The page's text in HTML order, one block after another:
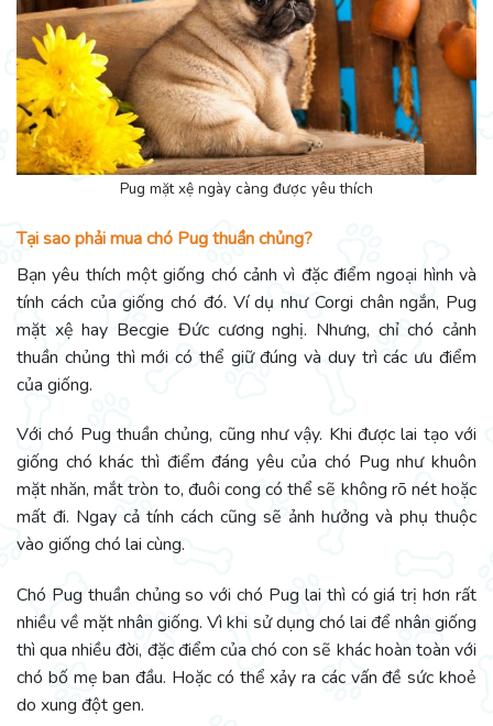
Pug mặt xệ ngày càng được yêu thích
Tại sao phải mua chó Pug thuần chủng?
Bạn yêu thích một giống chó cảnh vì đặc điểm ngoại hình và
tính cách của giống chó đó. Ví dụ như Corgi chân ngắn, Pug
mặt xệ hay Becgie Đức cương nghị. Nhưng, chỉ chó cảnh
thuần chủng thì mới có thể giữ đúng và duy trì các ưu điểm
của giống.
Với chó Pug thuần chủng, cũng như vậy. Khi được lai tạo với
giống chó khác thì điểm đáng yêu của chó Pug như khuôn
mặt nhăn, mắt tròn to, đuôi cong có thể sẽ không rõ nét hoặc
mất đi. Ngay cả tính cách cũng sẽ ảnh hưởng và phụ thuộc
vào giống chó lai cùng.
Chó Pug thuần chủng so với chó Pug lai thì có giá trị hơn rất
nhiều về mặt nhân giống. Vì khi sử dụng chó lai để nhân giống
thì qua nhiều đời, đặc điểm của chó con sẽ khác hoàn toàn với
chó bố mẹ ban đầu. Hoặc có thể xảy ra các vấn đề sức khoẻ
do xung đột gen.